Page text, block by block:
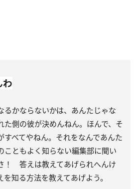
わ
るかならないかは、あんたじゃな
た側の彼が決めんねん。ほんで、そ
すべてやねん。それをなんであんた
こともよく知らない編集部に聞い
！ 答えは教えてあげられへんけ
を知る方法を教えてあげよう。